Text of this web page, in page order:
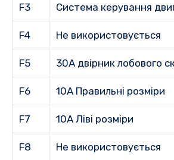
F3 Система керування
F4 Не використовується
F5 30A двірник лобового
F6 10A Правильні розміри
F7 10A Ліві розміри
F8 Не використовується